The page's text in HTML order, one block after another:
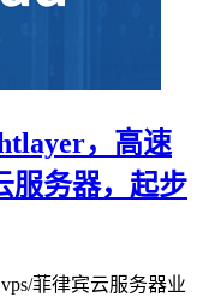
，高速
服务器，起步
菲律宾云服务器业